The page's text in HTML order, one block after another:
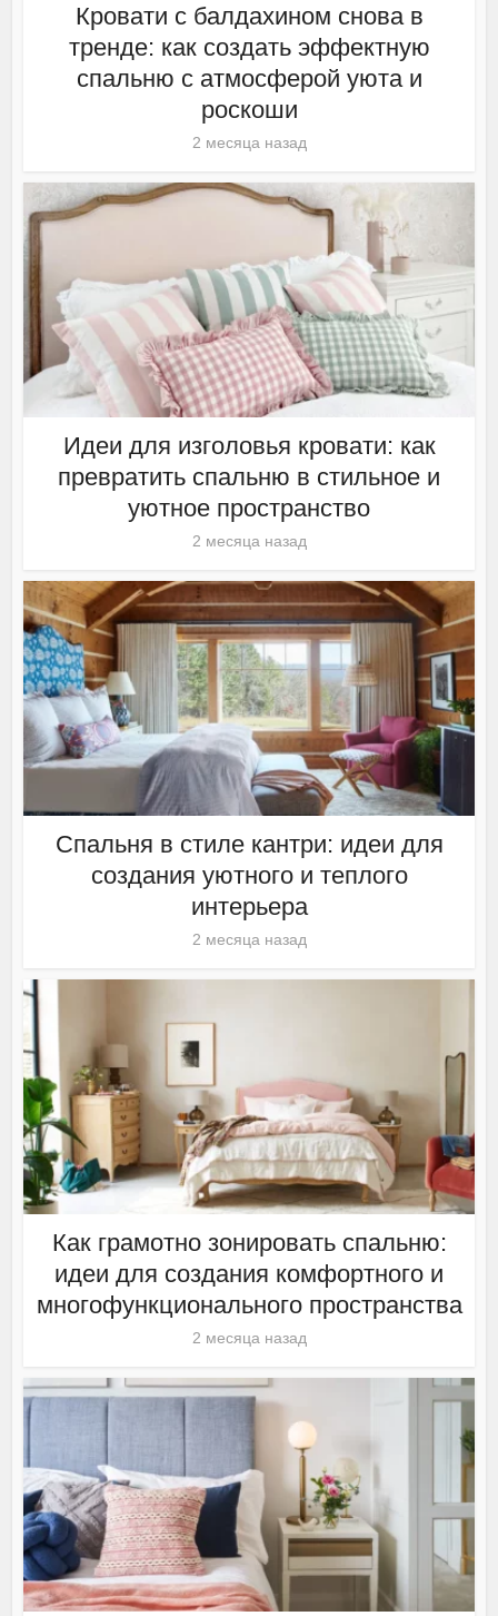
Кровати с балдахином снова в
тренде: как создать эффектную
спальню с атмосферой уюта и
роскоши
2 месяца назад
Идеи для изголовья кровати: как
превратить спальню в стильное и
уютное пространство
2 месяца назад
Спальня в стиле кантри: идеи для
создания уютного и теплого
интерьера
2 месяца назад
Как грамотно зонировать спальню:
идеи для создания комфортного и
многофункционального пространства
2 месяца назад